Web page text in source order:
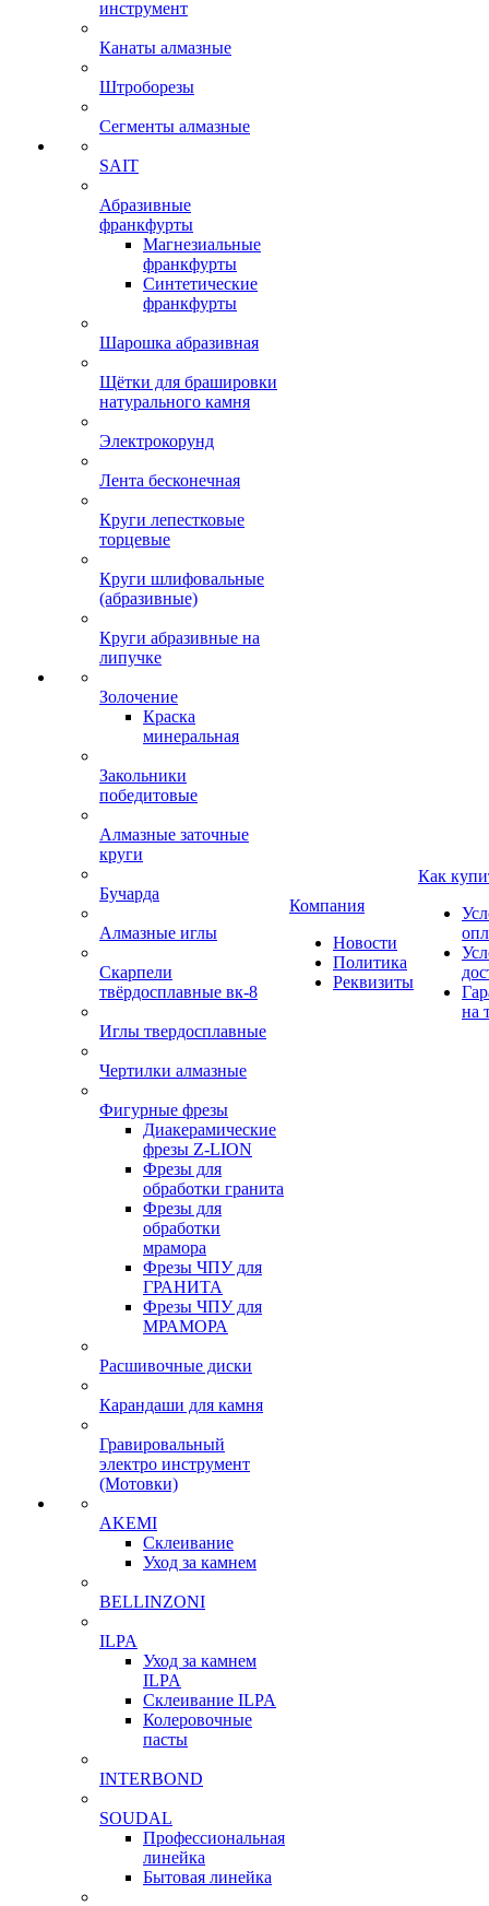
инструмент
Канаты алмазные
Штроборезы
Сегменты алмазные
SAIT
Абразивные
франкфурты
Магнезиальные
франкфурты
Синтетические
франкфурты
Шарошка абразивная
Щётки для брашировки
натурального камня
Электрокорунд
Лента бесконечная
Круги лепестковые
торцевые
Круги шлифовальные
(абразивные)
Круги абразивные на
липучке
Золочение
Краска
минеральная
Закольники
победитовые
Алмазные заточные
круги
Бучарда
Алмазные иглы
Скарпели
твёрдосплавные вк-8
Иглы твердосплавные
Чертилки алмазные
Фигурные фрезы
Диакерамические
фрезы Z-LION
Фрезы для
обработки гранита
Фрезы для
обработки
мрамора
Фрезы ЧПУ для
ГРАНИТА
Фрезы ЧПУ для
МРАМОРА
Расшивочные диски
Карандаши для камня
Гравировальный
электро инструмент
(Мотовки)
AKEMI
Склеивание
Уход за камнем
BELLINZONI
ILPA
Уход за камнем
ILPA
Склеивание ILPA
Колеровочные
пасты
INTERBOND
SOUDAL
Профессиональная
линейка
Бытовая линейка
Компания
Новости
Политика
Реквизиты
Как
на